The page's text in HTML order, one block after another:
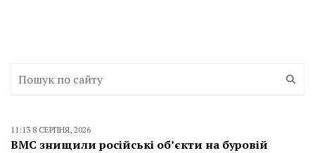
11:13 8 СЕРПНЯ, 2026
ВМС знищили російські об’єкти на буровій